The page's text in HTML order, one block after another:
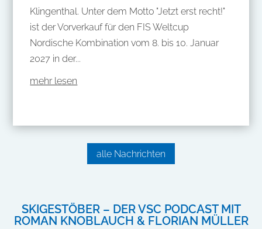
Klingenthal. Unter dem Motto "Jetzt erst recht!"
ist der Vorverkauf für den FIS Weltcup
Nordische Kombination vom 8. bis 10. Januar
2027 in der...
mehr lesen
alle Nachrichten
SKIGESTÖBER – DER VSC PODCAST MIT
ROMAN KNOBLAUCH & FLORIAN MÜLLER